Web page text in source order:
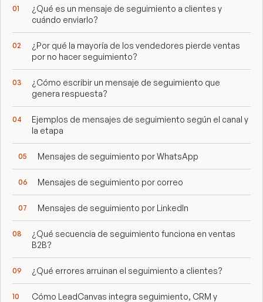
¿Qué es un mensaje de seguimiento a clientes y
cuándo enviarlo?
¿Por qué la mayoría de los vendedores pierde ventas
por no hacer seguimiento?
¿Cómo escribir un mensaje de seguimiento que
genera respuesta?
Ejemplos de mensajes de seguimiento según el canal y
la etapa
Mensajes de seguimiento por WhatsApp
Mensajes de seguimiento por correo
Mensajes de seguimiento por LinkedIn
¿Qué secuencia de seguimiento funciona en ventas
B2B?
¿Qué errores arruinan el seguimiento a clientes?
Cómo LeadCanvas integra seguimiento, CRM y